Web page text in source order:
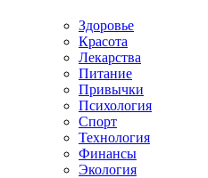
Здоровье
Красота
Лекарства
Питание
Привычки
Психология
Спорт
Технология
Финансы
Экология